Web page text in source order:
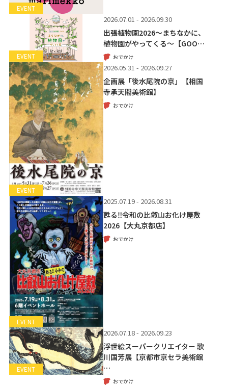
EVENT
EVENT
2026.07.01 - 2026.09.30
出張植物園2026～まちなかに、
植物園がやってくる～【GOO…
おでかけ
EVENT
2026.05.31 - 2026.09.27
企画展「後水尾院の京」【相国
寺承天閣美術館】
おでかけ
EVENT
2025.07.19 - 2026.08.31
甦る‼令和の比叡山お化け屋敷
2026【大丸京都店】
おでかけ
EVENT
2026.07.18 - 2026.09.23
浮世絵スーパークリエイター 歌
川国芳展【京都市京セラ美術館
…
おでかけ